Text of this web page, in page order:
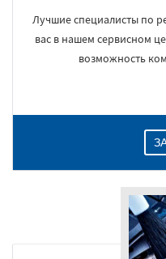
Лучшие специалисты по
вас в нашем сервисном
возможность